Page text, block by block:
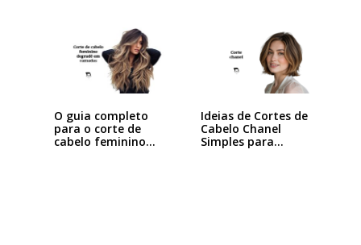
O guia completo
para o corte de
cabelo feminino…
Ideias de Cortes de
Cabelo Chanel
Simples para…